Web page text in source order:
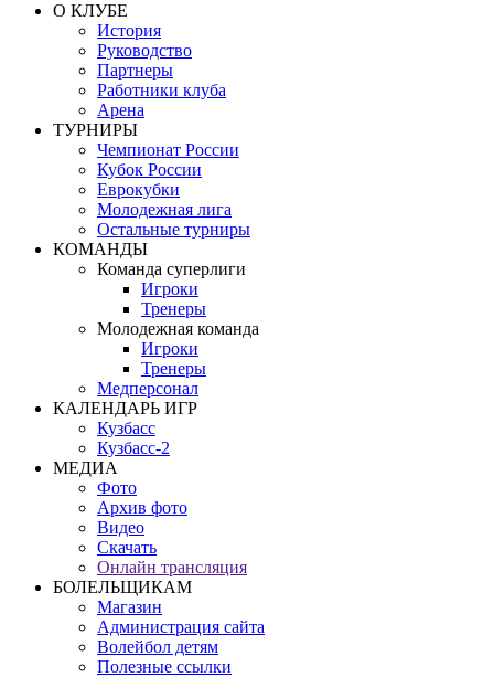
О КЛУБЕ
История
Руководство
Партнеры
Работники клуба
Арена
ТУРНИРЫ
Чемпионат России
Кубок России
Еврокубки
Молодежная лига
Остальные турниры
КОМАНДЫ
Команда суперлиги
Игроки
Тренеры
Молодежная команда
Игроки
Тренеры
Медперсонал
КАЛЕНДАРЬ ИГР
Кузбасс
Кузбасс-2
МЕДИА
Фото
Архив фото
Видео
Скачать
Онлайн трансляция
БОЛЕЛЬЩИКАМ
Магазин
Администрация сайта
Волейбол детям
Полезные ссылки